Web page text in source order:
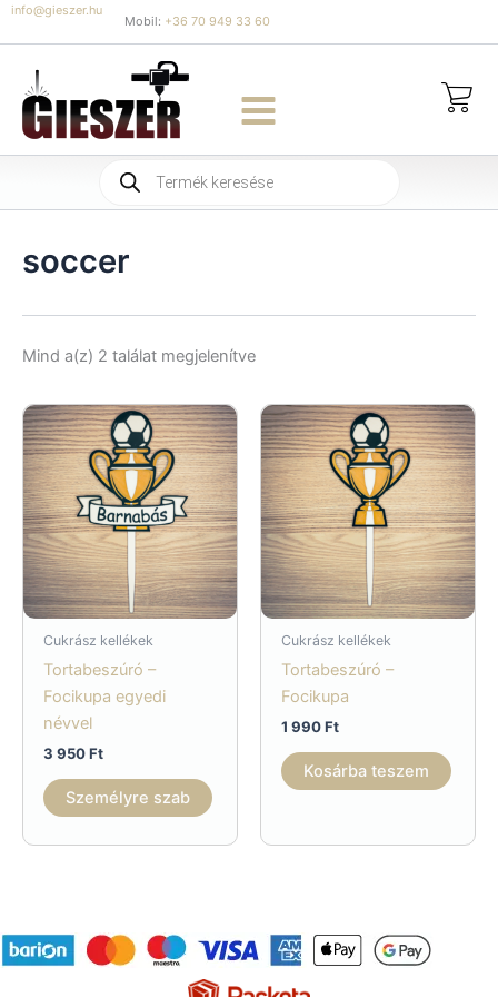
Skip
to
content
info@gieszer.hu
Mobil: +36 70 949 33 60
Products
search
soccer
Mind a(z) 2 találat megjelenítveSorted
Cukrász kellékek
Tortabeszúró –
Focikupa egyedi
névvel
3 950Ft
Személyre szab
Cukrász kellékek
Tortabeszúró –
Focikupa
1 990Ft
Kosárba teszem